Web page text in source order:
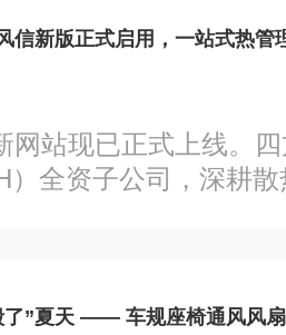
网站现已正式上线。
）全资子公司，深耕
、工业自动化、燃气
了”夏天 —— 车规座椅通风风